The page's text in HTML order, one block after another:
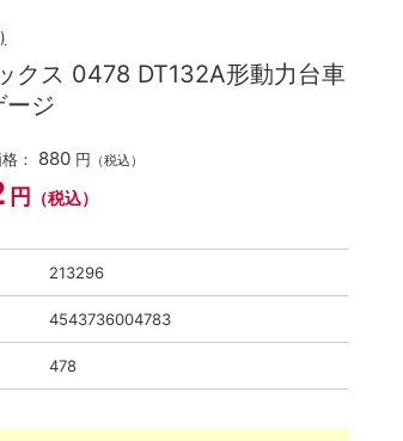
クス 0478 DT132A形動力台車
ージ
： 880 円 （税込）
円 （税込）
213296
4543736004783
478